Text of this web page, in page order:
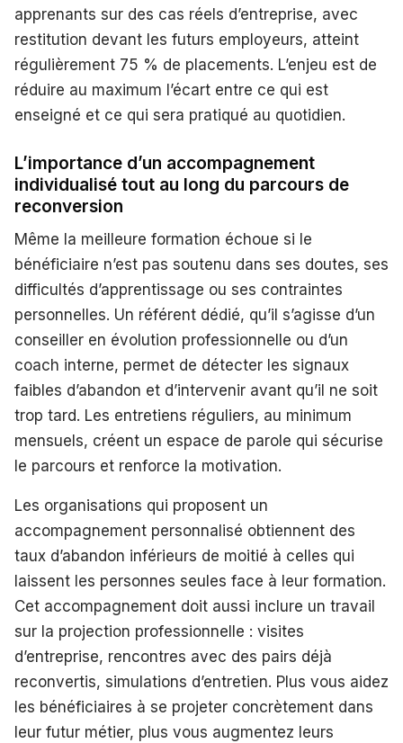
apprenants sur des cas réels d’entreprise, avec
restitution devant les futurs employeurs, atteint
régulièrement 75 % de placements. L’enjeu est de
réduire au maximum l’écart entre ce qui est
enseigné et ce qui sera pratiqué au quotidien.
L’importance d’un accompagnement
individualisé tout au long du parcours de
reconversion
Même la meilleure formation échoue si le
bénéficiaire n’est pas soutenu dans ses doutes, ses
difficultés d’apprentissage ou ses contraintes
personnelles. Un référent dédié, qu’il s’agisse d’un
conseiller en évolution professionnelle ou d’un
coach interne, permet de détecter les signaux
faibles d’abandon et d’intervenir avant qu’il ne soit
trop tard. Les entretiens réguliers, au minimum
mensuels, créent un espace de parole qui sécurise
le parcours et renforce la motivation.
Les organisations qui proposent un
accompagnement personnalisé obtiennent des
taux d’abandon inférieurs de moitié à celles qui
laissent les personnes seules face à leur formation.
Cet accompagnement doit aussi inclure un travail
sur la projection professionnelle : visites
d’entreprise, rencontres avec des pairs déjà
reconvertis, simulations d’entretien. Plus vous aidez
les bénéficiaires à se projeter concrètement dans
leur futur métier, plus vous augmentez leurs